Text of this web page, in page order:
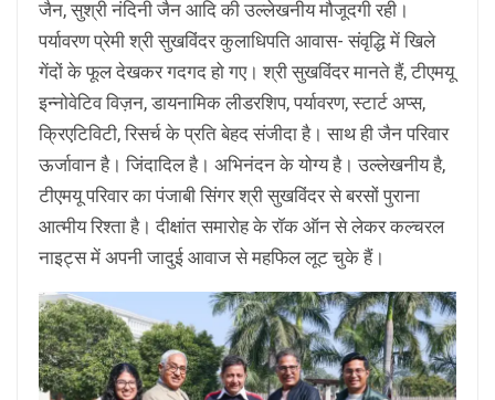
जैन, सुश्री नंदिनी जैन आदि की उल्लेखनीय मौजूदगी रही।
पर्यावरण प्रेमी श्री सुखविंदर कुलाधिपति आवास- संवृद्धि में खिले
गेंदों के फूल देखकर गदगद हो गए। श्री सुखविंदर मानते हैं, टीएमयू
इन्नोवेटिव विज़न, डायनामिक लीडरशिप, पर्यावरण, स्टार्ट अप्स,
क्रिएटिविटी, रिसर्च के प्रति बेहद संजीदा है। साथ ही जैन परिवार
ऊर्जावान है। जिंदादिल है। अभिनंदन के योग्य है। उल्लेखनीय है,
टीएमयू परिवार का पंजाबी सिंगर श्री सुखविंदर से बरसों पुराना
आत्मीय रिश्ता है। दीक्षांत समारोह के रॉक ऑन से लेकर कल्चरल
नाइट्स में अपनी जादुई आवाज से महफिल लूट चुके हैं।